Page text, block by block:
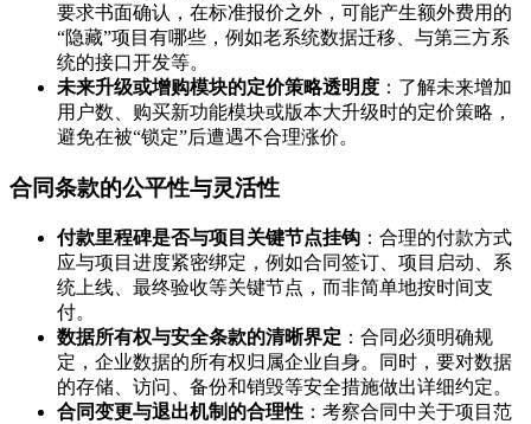
要求书面确认，在标准报价之外，可能产生额外费用的
“隐藏”项目有哪些，例如老系统数据迁移、与第三方系
统的接口开发等。
未来升级或增购模块的定价策略透明度 ：了解未来增加
用户数、购买新功能模块或版本大升级时的定价策略，
避免在被“锁定”后遭遇不合理涨价。
合同条款的公平性与灵活性
付款里程碑是否与项目关键节点挂钩 ：合理的付款方式
应与项目进度紧密绑定，例如合同签订、项目启动、系
统上线、最终验收等关键节点，而非简单地按时间支
付。
数据所有权与安全条款的清晰界定 ：合同必须明确规
定，企业数据的所有权归属企业自身。同时，要对数据
的存储、访问、备份和销毁等安全措施做出详细约定。
合同变更与退出机制的合理性 ：考察合同中关于项目范